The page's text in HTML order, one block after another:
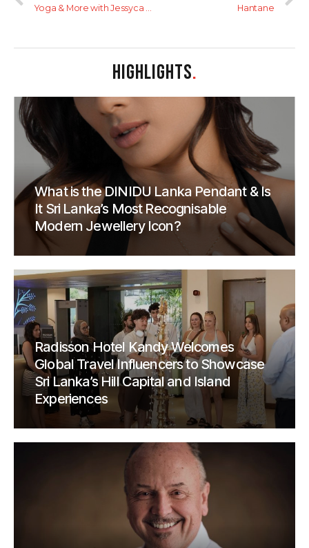
Yoga & More with Jessyca Canizales Hantane
HIGHLIGHTS.
What is the DINIDU Lanka Pendant & Is
It Sri Lanka’s Most Recognisable
Modern Jewellery Icon?
Radisson Hotel Kandy Welcomes
Global Travel Influencers to Showcase
Sri Lanka’s Hill Capital and Island
Experiences